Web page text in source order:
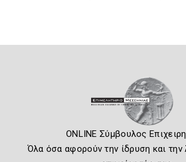
ONLINE Σύμβουλος
Όλα όσα αφορούν την ίδρυση και την